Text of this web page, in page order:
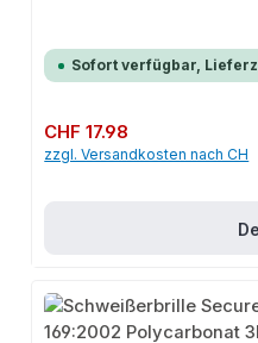
Sofort verfügbar,
Regulärer Preis:
CHF 17.98
zzgl. Versandkosten nach CH